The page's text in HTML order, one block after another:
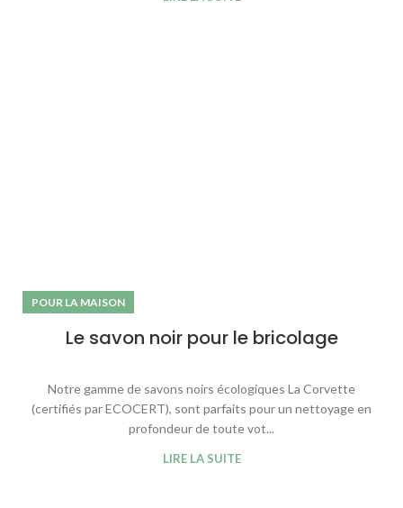
POUR LA MAISON
Le savon noir pour le bricolage
Notre gamme de savons noirs écologiques La Corvette
(certifiés par ECOCERT), sont parfaits pour un nettoyage en
profondeur de toute vot...
LIRE LA SUITE